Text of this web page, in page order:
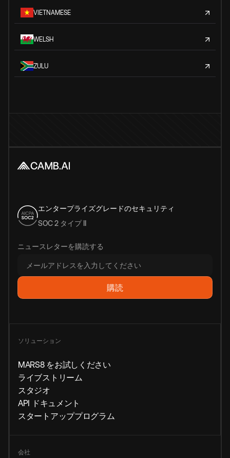
VIETNAMESE
WELSH
ZULU
エンタープライズグレードのセキュリティ
SOC 2 タイプ II
ニュースレターを購読する
ソリューション
MARS8 をお試しください
ライブストリーム
スタジオ
API ドキュメント
スタートアッププログラム
会社